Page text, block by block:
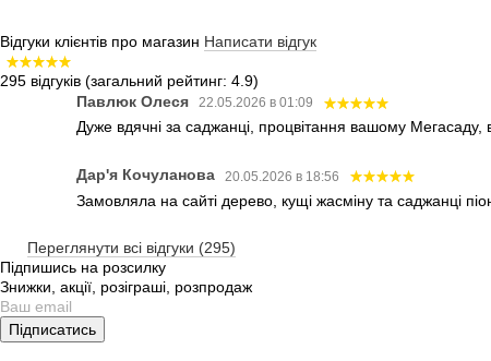
Відгуки клієнтів про магазин Написати відгук
295 відгуків (загальний рейтинг: 4.9)
Павлюк Олеся
22.05.2026 в 01:09
Дуже вдячні за саджанці, процвітання вашому
Дар'я Кочуланова 20.05.2026 в 18:56
Замовляла на сайті дерево, кущі жасміну та саджанці
Переглянути всі відгуки (295)
Підпишись на розсилку
Знижки, акції, розіграші, розпродаж
Підписатись